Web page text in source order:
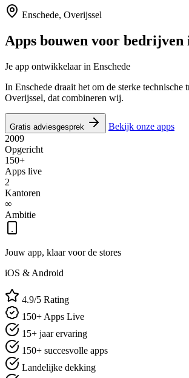
Enschede, Overijssel
Apps bouwen voor bedrijven
Je app ontwikkelaar in Enschede
In Enschede draait het om de sterke
Overijssel, dat combineren wij.
Gratis adviesgesprek
Bekijk onze apps
2009
Opgericht
150+
Apps live
2
Kantoren
∞
Ambitie
Jouw app, klaar voor de stores
iOS & Android
4.9/5 Rating
150+ Apps Live
15+ jaar ervaring
150+ succesvolle apps
Landelijke dekking